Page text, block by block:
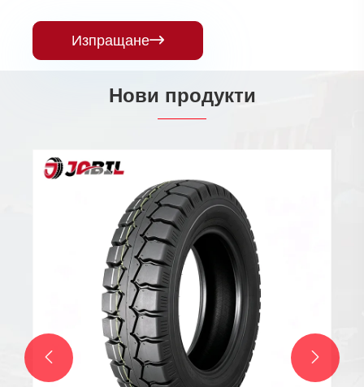
Изпращане
Нови продукти
Гуми за пясък
Виж повече >>
 